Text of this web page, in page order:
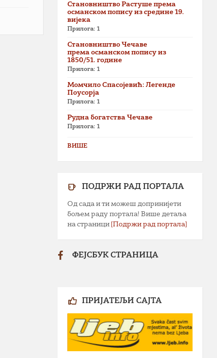
Становништво Растуше према
османском попису из средине 19.
вијека
Прилога: 1
Становништво Чечаве
према османском попису из
1850/51. године
Прилога: 1
Момчило Спасојевић: Легенде
Поусорја
Прилога: 1
Рудна богатства Чечаве
Прилога: 1
ВИШЕ
ПОДРЖИ РАД ПОРТАЛА
Од сада и ти можеш допринијети
бољем раду портала! Више детаља
на страници [Подржи рад портала]
ФЕЈСБУК СТРАНИЦА
ПРИЈАТЕЉИ САЈТА